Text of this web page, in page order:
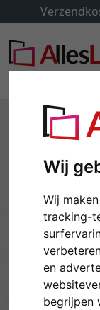
Wij
Wij
tracking-
en
begrijpen
Terug